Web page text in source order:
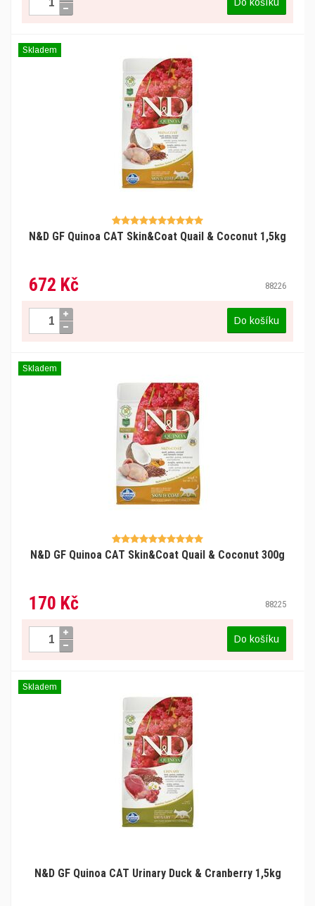
N&D GF Quinoa CAT Skin&Coat Quail & Coconut 1,5kg
672 Kč 88226
Skladem
Do košíku
N&D GF Quinoa CAT Skin&Coat Quail & Coconut 300g
170 Kč 88225
Skladem
Do košíku
N&D GF Quinoa CAT Urinary Duck & Cranberry 1,5kg
Skladem